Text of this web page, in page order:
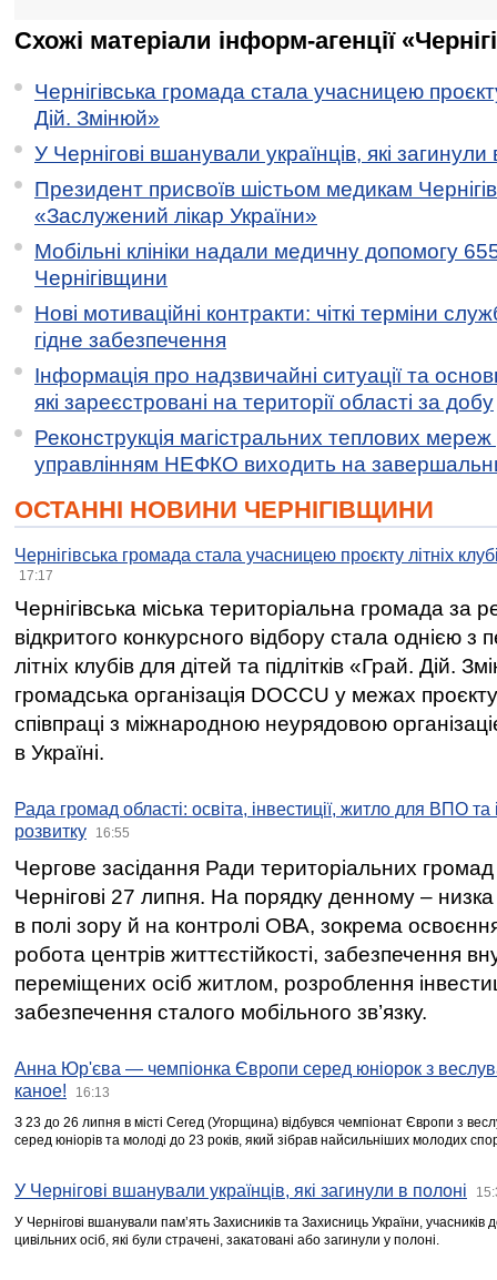
Схожі матеріали інформ-агенції
Чернігівська громада стала учасницею
Дій. Змінюй»
У Чернігові вшанували українців, які загинули
Президент присвоїв шістьом медикам
«Заслужений лікар України»
Мобільні клініки надали медичну допомогу
Чернігівщини
Нові мотиваційні контракти: чіткі терміни
гідне забезпечення
Інформація про надзвичайні ситуації та
які зареєстровані на території області за добу
Реконструкція магістральних теплових мереж
управлінням НЕФКО виходить на
ОСТАННІ НОВИНИ ЧЕРНІГІВЩИНИ
Чернігівська громада стала учасницею проєкту літніх
17:17
Чернігівська міська територіальна громада за
відкритого конкурсного відбору стала однією
літніх клубів для дітей та підлітків «Грай. Дій.
громадська організація DOCCU у межах
співпраці з міжнародною неурядовою
в Україні.
Рада громад області: освіта, інвестиції, житло для ВПО
розвитку
16:55
Чергове засідання Ради територіальних громад
Чернігові 27 липня. На порядку денному –
в полі зору й на контролі ОВА, зокрема освоєння
робота центрів життєстійкості, забезпечення
переміщених осіб житлом, розроблення
забезпечення сталого мобільного зв’язку.
Анна Юр'єва — чемпіонка Європи серед юніорок з
каное!
16:13
З 23 до 26 липня в місті Сегед (Угорщина) відбувся чемпіонат Європи з
серед юніорів та молоді до 23 років, який зібрав найсильніших молодих
У Чернігові вшанували українців, які загинули в полоні
У Чернігові вшанували пам’ять Захисників та Захисниць України,
цивільних осіб, які були страчені, закатовані або загинули у полоні.